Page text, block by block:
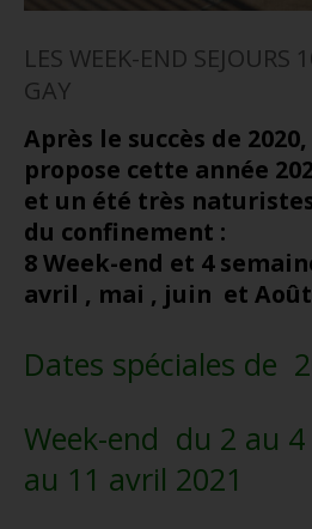
LES WEEK-END SEJOURS
GAY
Après le succès de
propose cette année
et un été très
du confinement :
8 Week-end et 4
avril , mai , juin et Août
Dates spéciales de
Week-end du 2 au
au 11 avril 2021